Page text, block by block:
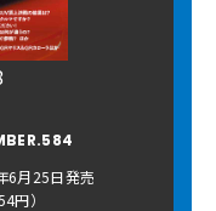
月25日発売
円）